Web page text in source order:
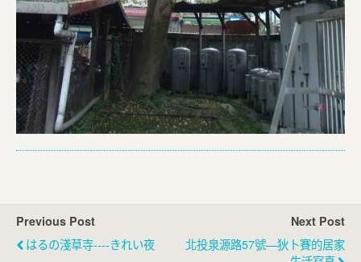
Previous Post
はるの淺草寺----きれい夜
Next Post
北投泉源路57號—狄卜賽的居家